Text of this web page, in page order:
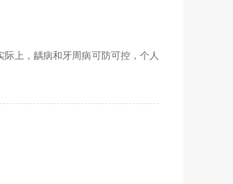
上，龋病和牙周病可防可控，个人